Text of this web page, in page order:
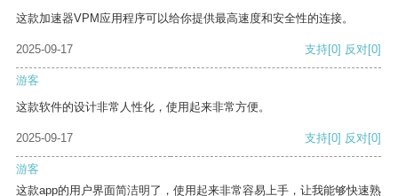
这款加速器VPM应用程序可以给你提供最高速度和安全性的连接。
2025-09-17 支持[0] 反对[0]
游客
这款软件的设计非常人性化，使用起来非常方便。
2025-09-17 支持[0] 反对[0]
游客
这款app的用户界面简洁明了，使用起来非常容易上手，让我能够快速熟